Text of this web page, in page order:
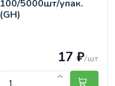
100/5000шт/упак.
(GH)
17 ₽/шт